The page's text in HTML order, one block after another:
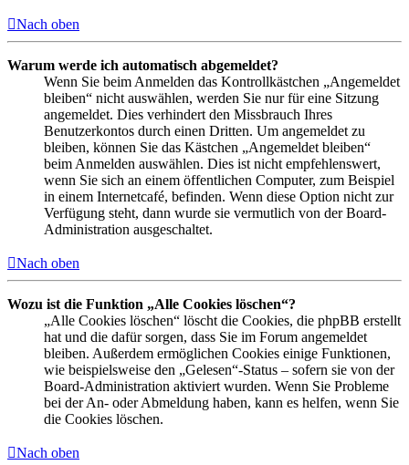
Nach oben
Warum werde ich automatisch abgemeldet?
Wenn Sie beim Anmelden das Kontrollkästchen „Angemeldet
bleiben“ nicht auswählen, werden Sie nur für eine Sitzung
angemeldet. Dies verhindert den Missbrauch Ihres
Benutzerkontos durch einen Dritten. Um angemeldet zu
bleiben, können Sie das Kästchen „Angemeldet bleiben“
beim Anmelden auswählen. Dies ist nicht empfehlenswert,
wenn Sie sich an einem öffentlichen Computer, zum Beispiel
in einem Internetcafé, befinden. Wenn diese Option nicht zur
Verfügung steht, dann wurde sie vermutlich von der Board-
Administration ausgeschaltet.
Nach oben
Wozu ist die Funktion „Alle Cookies löschen“?
„Alle Cookies löschen“ löscht die Cookies, die phpBB erstellt
hat und die dafür sorgen, dass Sie im Forum angemeldet
bleiben. Außerdem ermöglichen Cookies einige Funktionen,
wie beispielsweise den „Gelesen“-Status – sofern sie von der
Board-Administration aktiviert wurden. Wenn Sie Probleme
bei der An- oder Abmeldung haben, kann es helfen, wenn Sie
die Cookies löschen.
Nach oben